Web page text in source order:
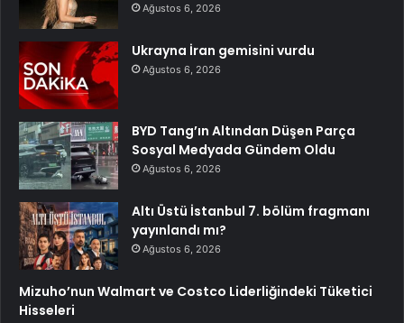
Ağustos 6, 2026
Ukrayna İran gemisini vurdu
Ağustos 6, 2026
BYD Tang’ın Altından Düşen Parça
Sosyal Medyada Gündem Oldu
Ağustos 6, 2026
Altı Üstü İstanbul 7. bölüm fragmanı
yayınlandı mı?
Ağustos 6, 2026
Mizuho’nun Walmart ve Costco Liderliğindeki Tüketici
Hisseleri